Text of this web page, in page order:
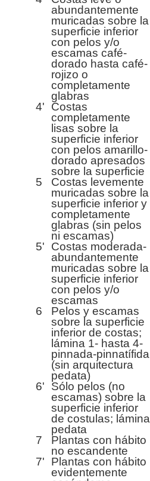
abundantemente
muricadas sobre la
superficie inferior
con pelos y/o
escamas café-
dorado hasta café-
rojizo o
completamente
glabras
4'
Costas
completamente
lisas sobre la
superficie inferior
con pelos amarillo-
dorado apresados
sobre la superficie
5
Costas levemente
muricadas sobre la
superficie inferior y
completamente
glabras (sin pelos
ni escamas)
5'
Costas moderada-
abundantemente
muricadas sobre la
superficie inferior
con pelos y/o
escamas
6
Pelos y escamas
sobre la superficie
inferior de costas;
lámina 1- hasta 4-
pinnada-pinnatífida
(sin arquitectura
pedata)
6'
Sólo pelos (no
escamas) sobre la
superficie inferior
de costulas; lámina
pedata
7
Plantas con hábito
no escandente
7'
Plantas con hábito
evidentemente